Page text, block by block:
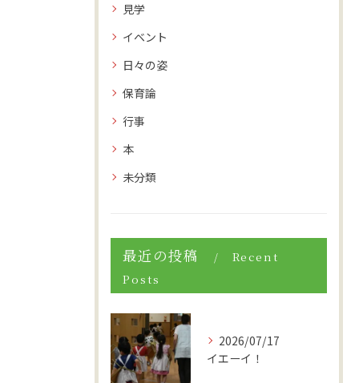
見学
イベント
日々の姿
保育論
行事
本
未分類
最近の投稿
Recent
Posts
2026/07/17
イエーイ！